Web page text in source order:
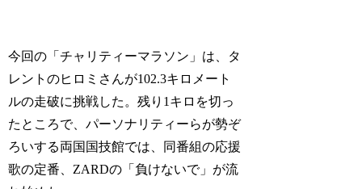
今回の「チャリティーマラソン」は、タ
レントのヒロミさんが102.3キロメート
ルの走破に挑戦した。残り1キロを切っ
たところで、パーソナリティーらが勢ぞ
ろいする両国国技館では、同番組の応援
歌の定番、ZARDの「負けないで」が流